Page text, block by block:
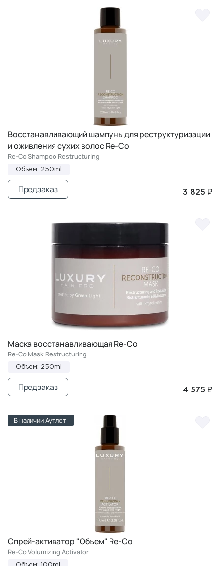
Восстанавливающий шампунь для реструктуризации
и оживления сухих волос Re-Co
Re-Co Shampoo Restructuring
Объем: 250ml
3 825 ₽
Предзаказ
Маска восстанавливающая Re-Co
Re-Co Mask Restructuring
Объем: 250ml
4 575 ₽
Предзаказ
В наличии Аутлет
Спрей-активатор "Объем" Re-Co
Re-Co Volumizing Activator
Объем: 100ml